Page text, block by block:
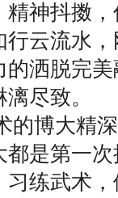
神抖擞
云流水
洒脱完
尽致。
的博大精
是第一
练武术